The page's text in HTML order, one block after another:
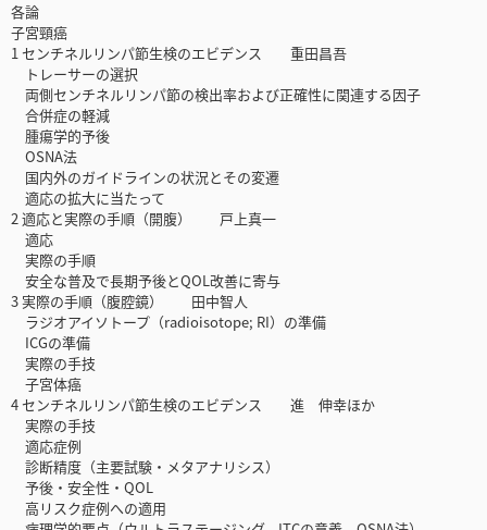
各論
子宮頸癌
1 センチネルリンパ節生検のエビデンス 重田昌吾
トレーサーの選択
両側センチネルリンパ節の検出率および正確性に関連する因子
合併症の軽減
腫瘍学的予後
OSNA法
国内外のガイドラインの状況とその変遷
適応の拡大に当たって
2 適応と実際の手順（開腹） 戸上真一
適応
実際の手順
安全な普及で長期予後とQOL改善に寄与
3 実際の手順（腹腔鏡） 田中智人
ラジオアイソトープ（radioisotope; RI）の準備
ICGの準備
実際の手技
子宮体癌
4 センチネルリンパ節生検のエビデンス 進 伸幸ほか
実際の手技
適応症例
診断精度（主要試験・メタアナリシス）
予後・安全性・QOL
高リスク症例への適用